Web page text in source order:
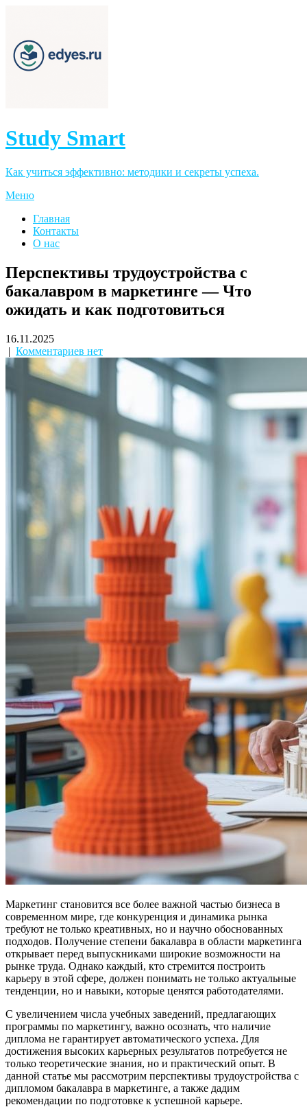
Study Smart
Как учиться эффективно: методики и секреты успеха.
Меню
Главная
Контакты
О нас
Перспективы трудоустройства с
бакалавром в маркетинге — Что
ожидать и как подготовиться
16.11.2025
| Комментариев нет
Маркетинг становится все более важной частью бизнеса в
современном мире, где конкуренция и динамика рынка
требуют не только креативных, но и научно обоснованных
подходов. Получение степени бакалавра в области маркетинга
открывает перед выпускниками широкие возможности на
рынке труда. Однако каждый, кто стремится построить
карьеру в этой сфере, должен понимать не только актуальные
тенденции, но и навыки, которые ценятся работодателями.
С увеличением числа учебных заведений, предлагающих
программы по маркетингу, важно осознать, что наличие
диплома не гарантирует автоматического успеха. Для
достижения высоких карьерных результатов потребуется не
только теоретические знания, но и практический опыт. В
данной статье мы рассмотрим перспективы трудоустройства с
дипломом бакалавра в маркетинге, а также дадим
рекомендации по подготовке к успешной карьере.